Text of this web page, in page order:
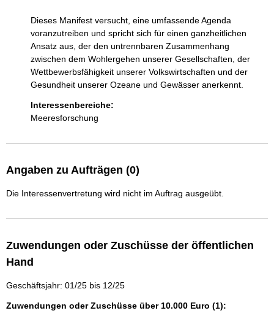
Dieses Manifest versucht, eine umfassende Agenda
voranzutreiben und spricht sich für einen ganzheitlichen
Ansatz aus, der den untrennbaren Zusammenhang
zwischen dem Wohlergehen unserer Gesellschaften, der
Wettbewerbsfähigkeit unserer Volkswirtschaften und der
Gesundheit unserer Ozeane und Gewässer anerkennt.
Interessenbereiche:
Meeresforschung
Angaben zu Aufträgen (0)
Die Interessenvertretung wird nicht im Auftrag ausgeübt.
Zuwendungen oder Zuschüsse der öffentlichen
Hand
Geschäftsjahr: 01/25 bis 12/25
Zuwendungen oder Zuschüsse über 10.000 Euro (1):